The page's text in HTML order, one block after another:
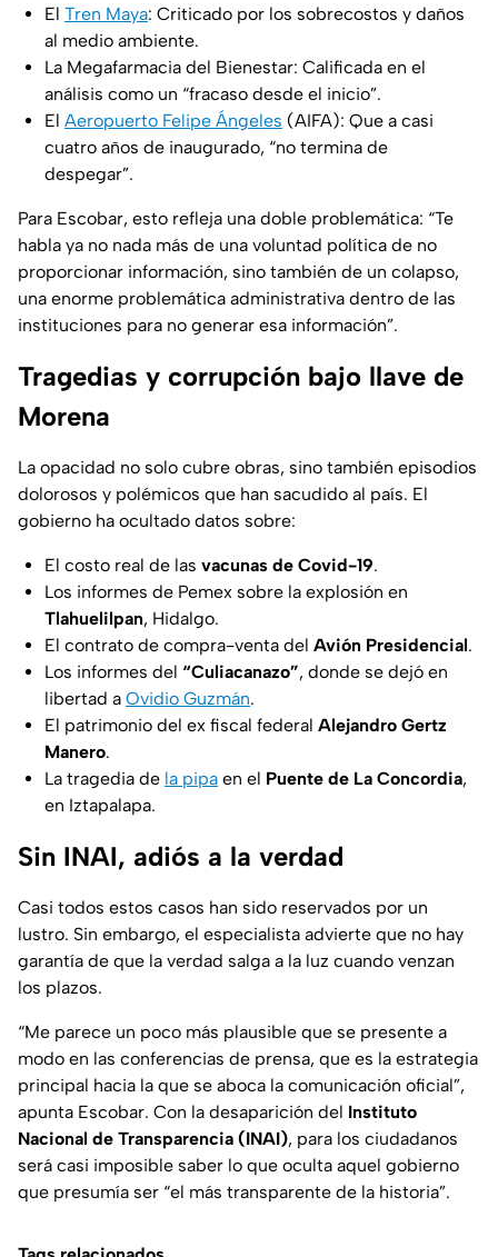
El Tren Maya: Criticado por los sobrecostos y daños
al medio ambiente.
La Megafarmacia del Bienestar: Calificada en el
análisis como un “fracaso desde el inicio”.
El Aeropuerto Felipe Ángeles (AIFA): Que a casi
cuatro años de inaugurado, “no termina de
despegar”.
Para Escobar, esto refleja una doble problemática: “Te
habla ya no nada más de una voluntad política de no
proporcionar información, sino también de un colapso,
una enorme problemática administrativa dentro de las
instituciones para no generar esa información”.
Tragedias y corrupción bajo llave de
Morena
La opacidad no solo cubre obras, sino también episodios
dolorosos y polémicos que han sacudido al país. El
gobierno ha ocultado datos sobre:
El costo real de las vacunas de Covid-19.
Los informes de Pemex sobre la explosión en
Tlahuelilpan, Hidalgo.
El contrato de compra-venta del Avión Presidencial.
Los informes del “Culiacanazo”, donde se dejó en
libertad a Ovidio Guzmán.
El patrimonio del ex fiscal federal Alejandro Gertz
Manero.
La tragedia de la pipa en el Puente de La Concordia,
en Iztapalapa.
Sin INAI, adiós a la verdad
Casi todos estos casos han sido reservados por un
lustro. Sin embargo, el especialista advierte que no hay
garantía de que la verdad salga a la luz cuando venzan
los plazos.
“Me parece un poco más plausible que se presente a
modo en las conferencias de prensa, que es la estrategia
principal hacia la que se aboca la comunicación oficial”,
apunta Escobar. Con la desaparición del Instituto
Nacional de Transparencia (INAI), para los ciudadanos
será casi imposible saber lo que oculta aquel gobierno
que presumía ser “el más transparente de la historia”.